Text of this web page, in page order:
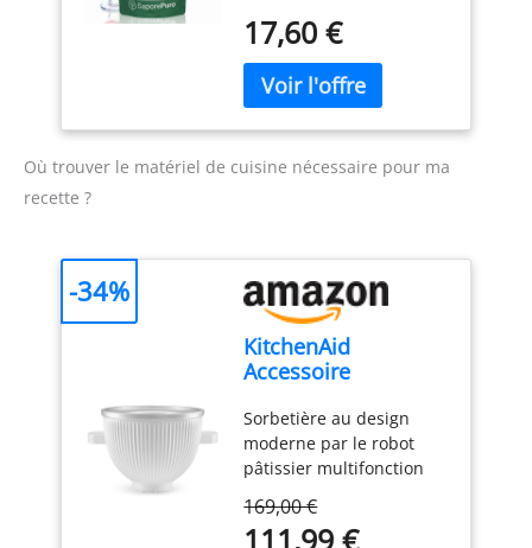
Stabilisateur pour glace
Dosage recommandé 4 gr
/ kg Ingrédients:
maltodextrine, e471,
caroube, tara, guar SANS
GLUTEN - SANS DÉRIVÉS
17,60 €
Où trouver le matériel de cuisine nécessaire pour ma
recette ?
KitchenAid
Accessoire
5KSMICM - Machine
à glace et à desserts
glacés pour Robot
Pâtissier Kitchenaid
- Turbine à Crème
Sorbetière au design
moderne par le robot
pâtissier multifonction
tous les robots pâtissiers
à tête inclinable (sauf
169,00 €
111,99 €
-34%